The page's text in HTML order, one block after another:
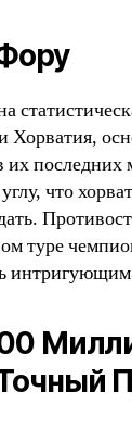
Хорватия,
их
что
туре